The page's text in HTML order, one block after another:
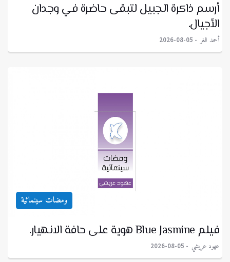
أرسم ذاكرة الجبيل لتبقى حاضرة في وجدان
الأجيال.
أحمد الغر 2026-08-05
ومضات سينمائية
فيلم Blue Jasmine هوية على حافة الانهيار.
عهود عريشي 2026-08-05